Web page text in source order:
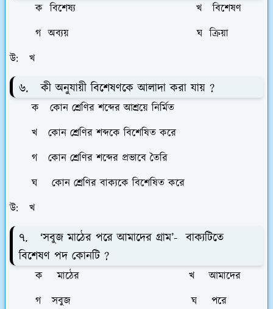
ক বিশেষ্য খ বিশেষণ
গ অব্যয় ঘ ক্রিয়া
উ: খ
৬. কী অনুযায়ী বিশেষণকে আলাদা করা যায় ?
ক কোন শ্রেণির শব্দের আশ্রয়ে নির্মিত
খ কোন শ্রেণির শব্দকে বিশেষিত করে
গ কোন শ্রেণির শব্দের প্রভাবে তৈরি
ঘ কোন শ্রেণির বাক্যকে বিশেষিত করে
উ: খ
৭. ‘সবুজ মাঠের পরে আমাদের গ্রাম’- বাক্যটিতে
বিশেষণ পদ কোনটি ?
ক মাঠের খ আমাদের
গ সবুজ ঘ পরে